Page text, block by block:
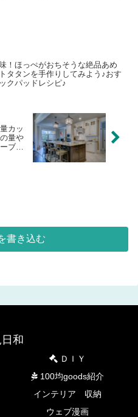
！ほっぺがおちそうな絶品あめ
タタンを手作りしてみよう♪おす
クパッドレシピ♪
カッ
量や
ブル
書き込む
和
ＤＩＹ
100均goods紹介
インテリア 収納
ウェブ漫画